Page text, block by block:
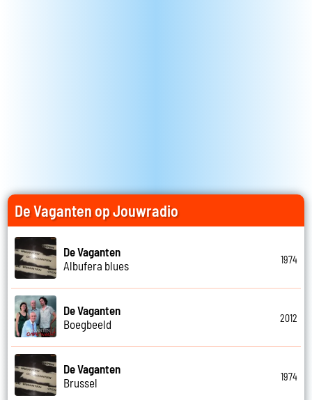
De Vaganten op Jouwradio
De Vaganten
Albufera blues
1974
De Vaganten
Boegbeeld
2012
De Vaganten
Brussel
1974